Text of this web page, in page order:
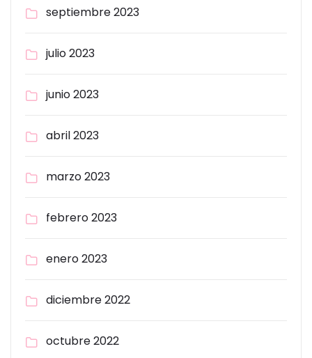
septiembre 2023
julio 2023
junio 2023
abril 2023
marzo 2023
febrero 2023
enero 2023
diciembre 2022
octubre 2022